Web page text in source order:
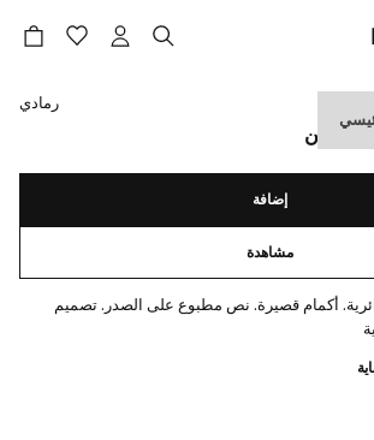
القطن
رمادي
إضافة
مشاهدة
أكمام قصيرة. نص مطبوع على الصدر. تصميم